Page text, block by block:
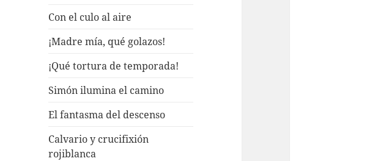
Con el culo al aire
¡Madre mía, qué golazos!
¡Qué tortura de temporada!
Simón ilumina el camino
El fantasma del descenso
Calvario y crucifixión
rojiblanca